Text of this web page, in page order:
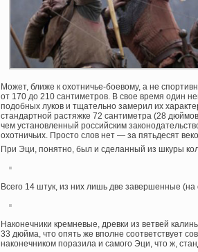
Может, ближе к охотничье-боевому, а не
от 170 до 210 сантиметров. В свое время один
подобных луков и тщательно замерил их
стандартной растяжке 72 сантиметра (28
чем установленный российским
охотничьих. Просто слов нет — за пятьдесят
При Эци, понятно, был и сделанный из шкуры
Всего 14 штук, из них лишь две завершенные (на
Наконечники кремневые, древки из ветвей
33 дюйма, что опять же вполне соответствует
наконечником поразила и самого Эци, что ж,